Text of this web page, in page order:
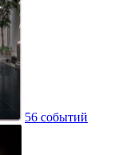
56 событий